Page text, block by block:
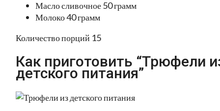
Масло сливочное 50 грамм
Молоко 40 грамм
Количество порций 15
Как приготовить “Трюфели
детского питания”